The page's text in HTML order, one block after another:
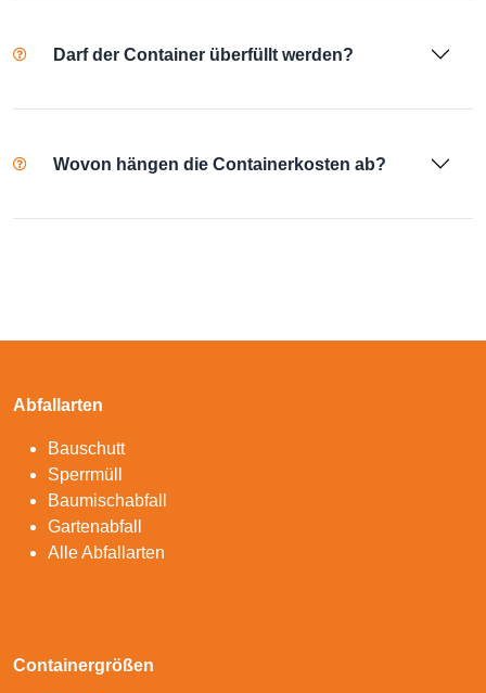
Darf der Container überfüllt werden?
Wovon hängen die Containerkosten ab?
Abfallarten
Bauschutt
Sperrmüll
Baumischabfall
Gartenabfall
Alle Abfallarten
Containergrößen